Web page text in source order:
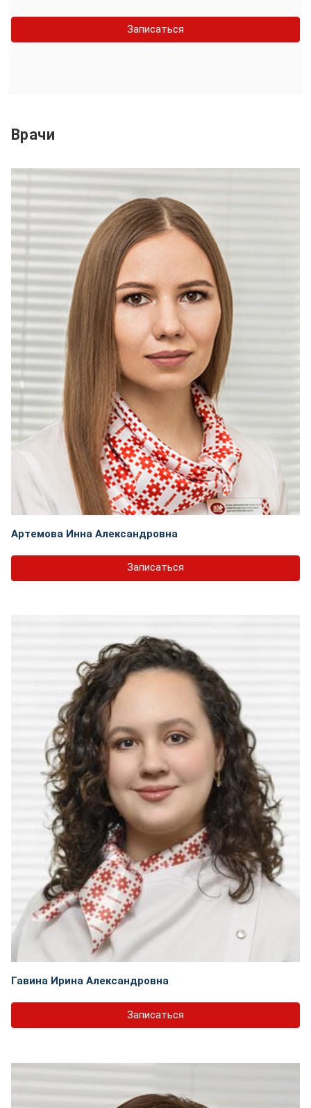
Записаться
Врачи
Артемова Инна Александровна
Записаться
Гавина Ирина Александровна
Записаться